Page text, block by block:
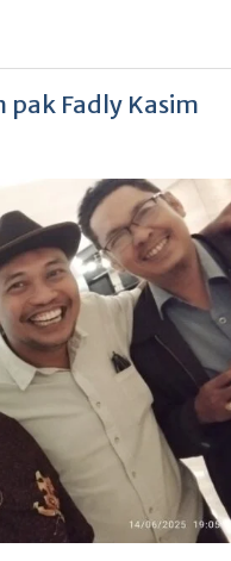
pak Fadly Kasim